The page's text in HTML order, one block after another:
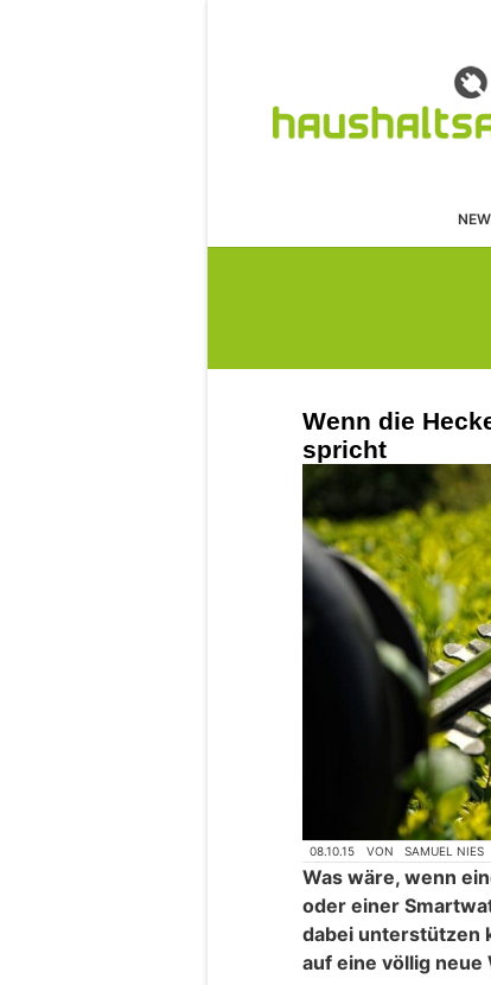
Wenn die
spricht
08.10.15 VON SAMUEL NIES
Was wäre, wenn
oder einer
dabei unterstützen
auf eine völlig neue